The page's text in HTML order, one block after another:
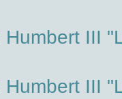
Humbert III
Humbert III